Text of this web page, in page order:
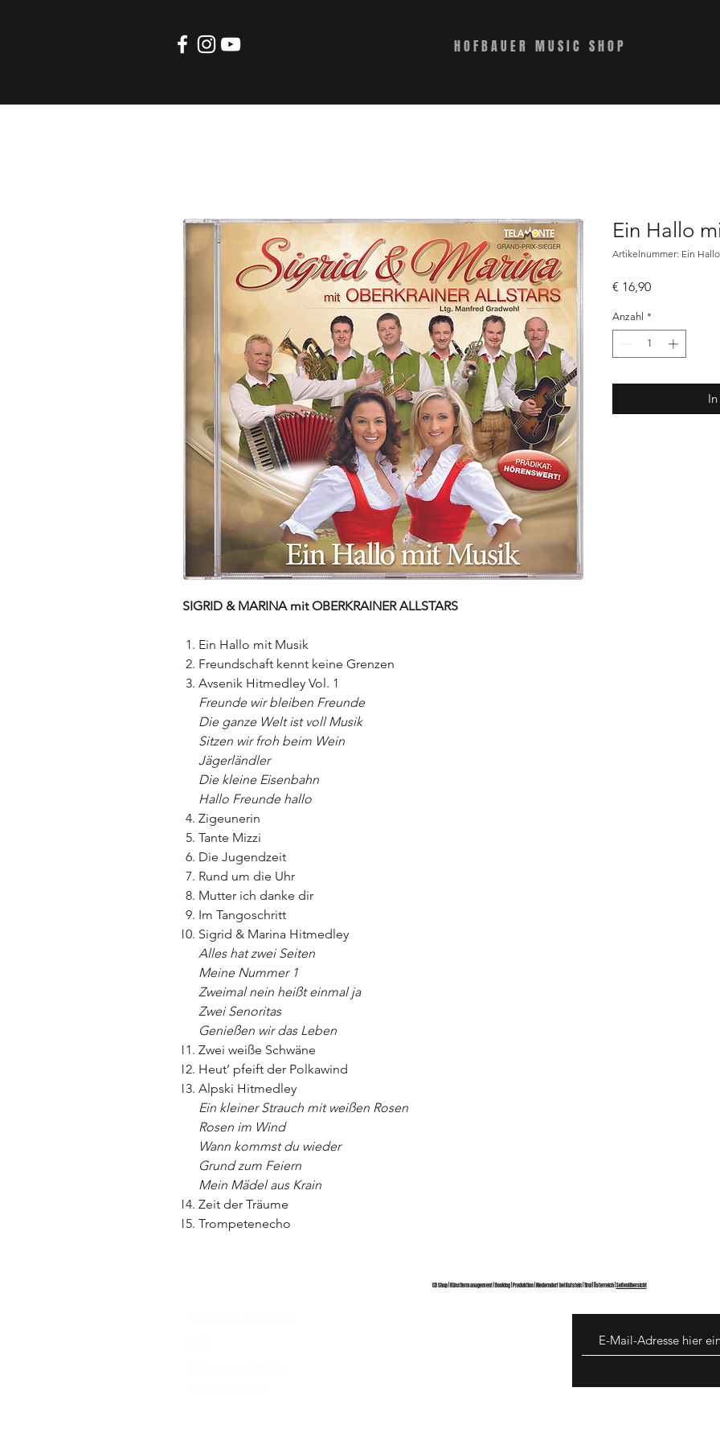
HOFBAUER MUSIC SHOP
SIGRID & MARINA mit OBERKRAINER ALLSTARS
Ein Hallo mit Musik
Freundschaft kennt keine Grenzen
Avsenik Hitmedley Vol. 1
Freunde wir bleiben Freunde
Die ganze Welt ist voll Musik
Sitzen wir froh beim Wein
Jägerländler
Die kleine Eisenbahn
Hallo Freunde hallo
Zigeunerin
Tante Mizzi
Die Jugendzeit
Rund um die Uhr
Mutter ich danke dir
Im Tangoschritt
Sigrid & Marina Hitmedley
Alles hat zwei Seiten
Meine Nummer 1
Zweimal nein heißt einmal ja
Zwei Senoritas
Genießen wir das Leben
Zwei weiße Schwäne
Heut’ pfeift der Polkawind
Alpski Hitmedley
Ein kleiner Strauch mit weißen Rosen
Rosen im Wind
Wann kommst du wieder
Grund zum Feiern
Mein Mädel aus Krain
Zeit der Träume
Trompetenecho
Ein Hallo
Artikelnummer: Ein
€ 16,90Preis
Anzahl *
CD Shop | Künstlermanagement | Booking | Produktion | Niederndorf bei Kufstein | Tirol | Österreich | Seitenübersicht